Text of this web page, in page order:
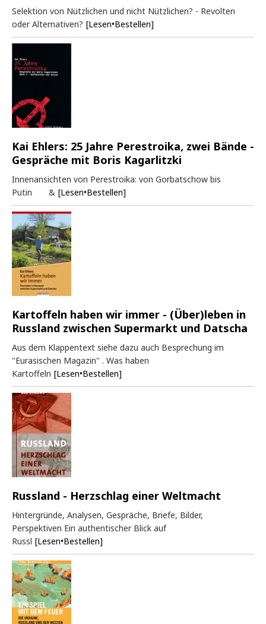
Selektion von Nützlichen und nicht Nützlichen? - Revolten
oder Alternativen? [Lesen•Bestellen]
Kai Ehlers: 25 Jahre Perestroika, zwei Bände -
Gespräche mit Boris Kagarlitzki
Innenansichten von Perestroika: von Gorbatschow bis
Putin & [Lesen•Bestellen]
Kartoffeln haben wir immer - (Über)leben in
Russland zwischen Supermarkt und Datscha
Aus dem Klappentext siehe dazu auch Besprechung im
"Eurasischen Magazin" . Was haben
Kartoffeln [Lesen•Bestellen]
Russland - Herzschlag einer Weltmacht
Hintergründe, Analysen, Gespräche, Briefe, Bilder,
Perspektiven Ein authentischer Blick auf
Russl [Lesen•Bestellen]